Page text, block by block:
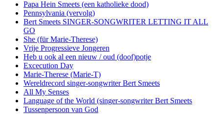
Papa Hein Smeets (een katholieke dood)
Pennsylvania (vervolg)
Bert Smeets SINGER-SONGWRITER LETTING IT ALL
GO
She (für Marie-Therese)
Vrije Progressieve Jongeren
Heb u ook al een nieuw / oud (doof)potje
Excecution Day
Marie-Therese (Marie-T)
Wereldrecord singer-songwriter Bert Smeets
All My Senses
Language of the World (singer-songwriter Bert Smeets
Tussenpersoon van God